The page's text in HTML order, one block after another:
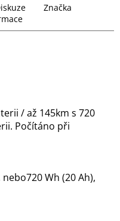
Značka
/ až 145km s 720
Počítáno při
Wh (20 Ah),